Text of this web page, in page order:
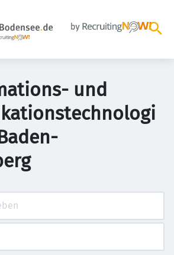
und